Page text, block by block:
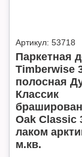
Артикул: 53718
Паркетная
Timberwise
полосная
Классик
Oak Classic
лаком
м.кв.